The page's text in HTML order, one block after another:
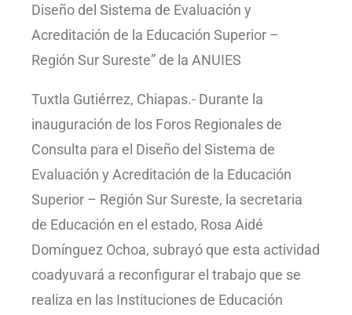
Diseño del Sistema de Evaluación y
Acreditación de la Educación Superior –
Región Sur Sureste” de la ANUIES
Tuxtla Gutiérrez, Chiapas.- Durante la
inauguración de los Foros Regionales de
Consulta para el Diseño del Sistema de
Evaluación y Acreditación de la Educación
Superior – Región Sur Sureste, la secretaria
de Educación en el estado, Rosa Aidé
Domínguez Ochoa, subrayó que esta actividad
coadyuvará a reconfigurar el trabajo que se
realiza en las Instituciones de Educación